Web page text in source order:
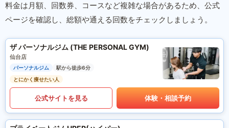
料金は月額、回数券、コースなど複雑な場合があるため、公式
ページを確認し、総額や通える回数をチェックしましょう。
ザ パーソナルジム (THE PERSONAL GYM)
仙台店
パーソナルジム
駅から徒歩6分
とにかく痩せたい人
公式サイトを見る 体験・相談予約